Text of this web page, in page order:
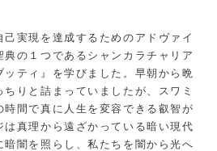
実現を達成するためのアドヴァイ
の１つであるシャンカラチャリア
ティ』を学びました。早朝から晩
りと詰まっていましたが、スワミ
時間で真に人生を変容できる叡智が
真理から遠ざかっている暗い現代
暗闇を照らし、私たちを闇から光へ